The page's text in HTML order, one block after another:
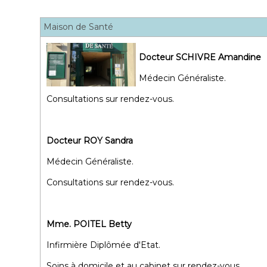
Maison de Santé
Docteur SCHIVRE Amandine
Médecin Généraliste.
Consultations sur rendez-vous.
Docteur ROY Sandra
Médecin Généraliste.
Consultations sur rendez-vous.
Mme. POITEL Betty
Infirmière Diplômée d'Etat.